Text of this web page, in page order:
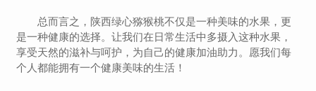
总而言之，陕西绿心猕猴桃不仅是一种美味的水果，更
是一种健康的选择。让我们在日常生活中多摄入这种水果，
享受天然的滋补与呵护，为自己的健康加油助力。愿我们每
个人都能拥有一个健康美味的生活！